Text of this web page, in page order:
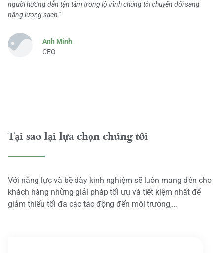
người hướng dẫn tận tâm trong lộ trình chúng tôi chuyển đổi sang
năng lượng sạch."
Anh Minh
CEO
Tại sao lại lựa chọn chúng tôi
Với năng lực và bề dày kinh nghiệm sẽ luôn mang đến cho
khách hàng những giải pháp tối ưu và tiết kiệm nhất để
giảm thiểu tối đa các tác động đến môi trường,…